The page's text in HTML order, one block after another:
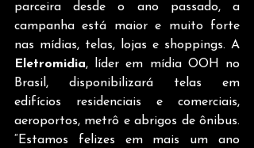
parceira desde o ano passado, a
campanha está maior e muito forte
Eletromidia, líder em mídia OOH no
Brasil, disponibilizará telas em
edifícios residenciais e comerciais,
aeroportos, metrô e abrigos de ônibus.
“Estamos felizes em mais um ano